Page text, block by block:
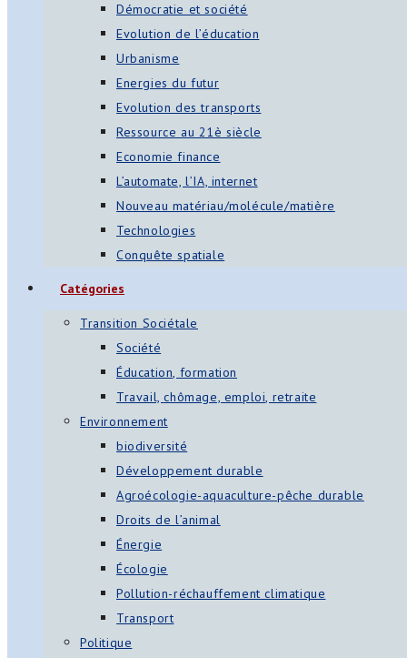
Démocratie et société
Evolution de l’éducation
Urbanisme
Energies du futur
Evolution des transports
Ressource au 21è siècle
Economie finance
L’automate, l’IA, internet
Nouveau matériau/molécule/matière
Technologies
Conquête spatiale
Catégories
Transition Sociétale
Société
Éducation, formation
Travail, chômage, emploi, retraite
Environnement
biodiversité
Développement durable
Agroécologie-aquaculture-pêche durable
Droits de l’animal
Énergie
Écologie
Pollution-réchauffement climatique
Transport
Politique